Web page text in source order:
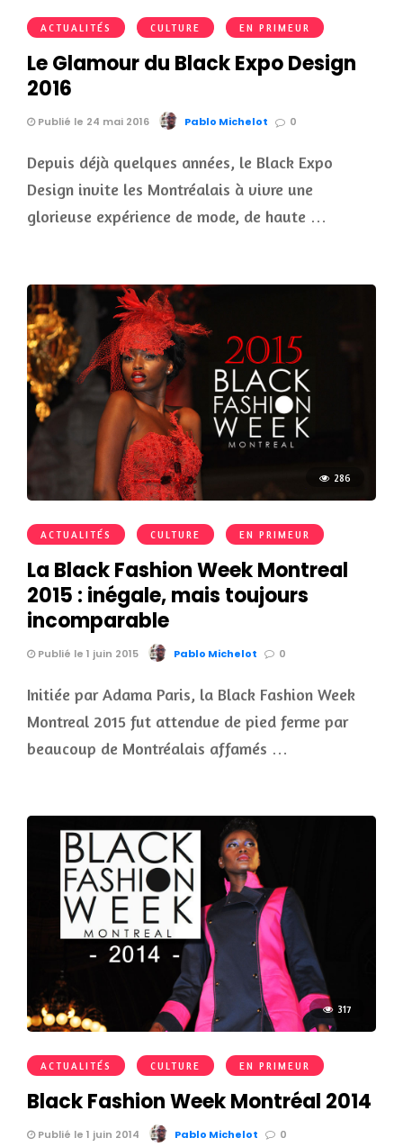
ACTUALITÉS CULTURE EN PRIMEUR
Le Glamour du Black Expo Design
2016
Publié le 24 mai 2016 Pablo Michelot 0
Depuis déjà quelques années, le Black Expo
Design invite les Montréalais à vivre une
glorieuse expérience de mode, de haute …
286
ACTUALITÉS CULTURE EN PRIMEUR
La Black Fashion Week Montreal
2015 : inégale, mais toujours
incomparable
Publié le 1 juin 2015 Pablo Michelot 0
Initiée par Adama Paris, la Black Fashion Week
Montreal 2015 fut attendue de pied ferme par
beaucoup de Montréalais affamés …
317
ACTUALITÉS CULTURE EN PRIMEUR
Black Fashion Week Montréal 2014
Publié le 1 juin 2014 Pablo Michelot 0